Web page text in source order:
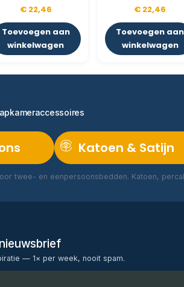
€22,46
Toevoegen aan
winkelwagen
€ 22,46
Toevoegen aan
winkelwagen
Katoen & Satijn
twee- en eenpersoonsbedden. Katoen,
— 1× per week, nooit spam.